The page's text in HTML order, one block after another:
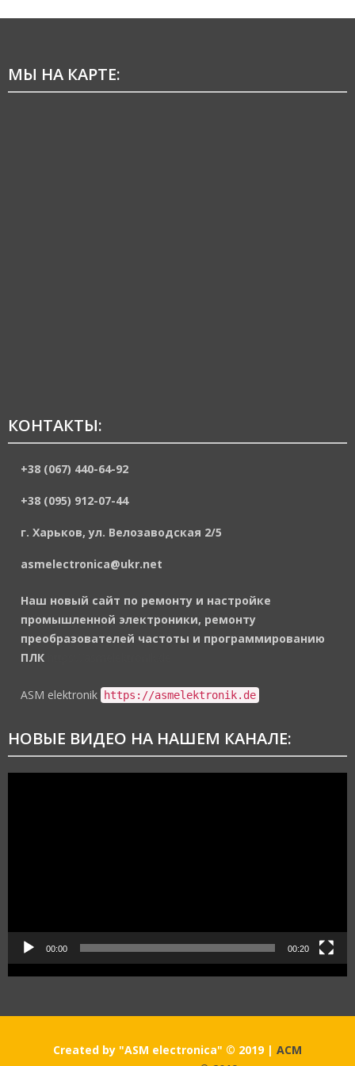
МЫ НА КАРТЕ:
КОНТАКТЫ:
+38 (067) 440-64-92
+38 (095) 912-07-44
г. Харьков, ул. Велозаводская 2/5
asmelectronica@ukr.net
Наш новый сайт по ремонту и настройке
промышленной электроники, ремонту
преобразователей частоты и программированию
ПЛК
ASM elektronik https://asmelektronik.de
НОВЫЕ ВИДЕО НА НАШЕМ КАНАЛЕ:
00:00 00:20
Created by "ASM electronica" © 2019| АСМ